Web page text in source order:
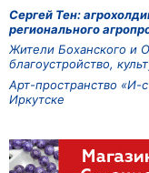
Сергей Тен:
регионального
Жители Боханского и
благоустройство,
Арт-пространство «И-
Иркутске